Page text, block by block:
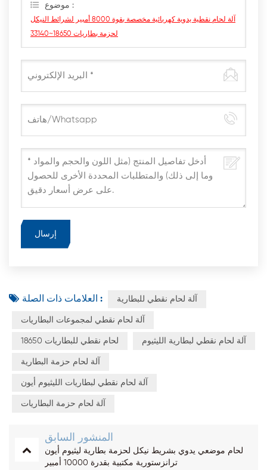
موضوع :
آلة لحام نقطية يدوية كهربائية مخصصة بقوة 8000 أمبير لشرائط النيكل
لحزمة بطاريات 18650~33140
العلامات ذات الصلة : آلة لحام نقطي للبطارية
آلة لحام نقطي لمجموعات البطاريات
لحام نقطي للبطاريات 18650 آلة لحام نقطي لبطارية الليثيوم
آلة لحام حزمة البطارية
آلة لحام نقطي لبطاريات الليثيوم أيون
آلة لحام حزمة البطاريات
المنشور السابق
لحام موضعي يدوي بشريط نيكل لحزمة بطارية ليثيوم أيون
ترانزستورية مكتبية بقدرة 10000 أمبير